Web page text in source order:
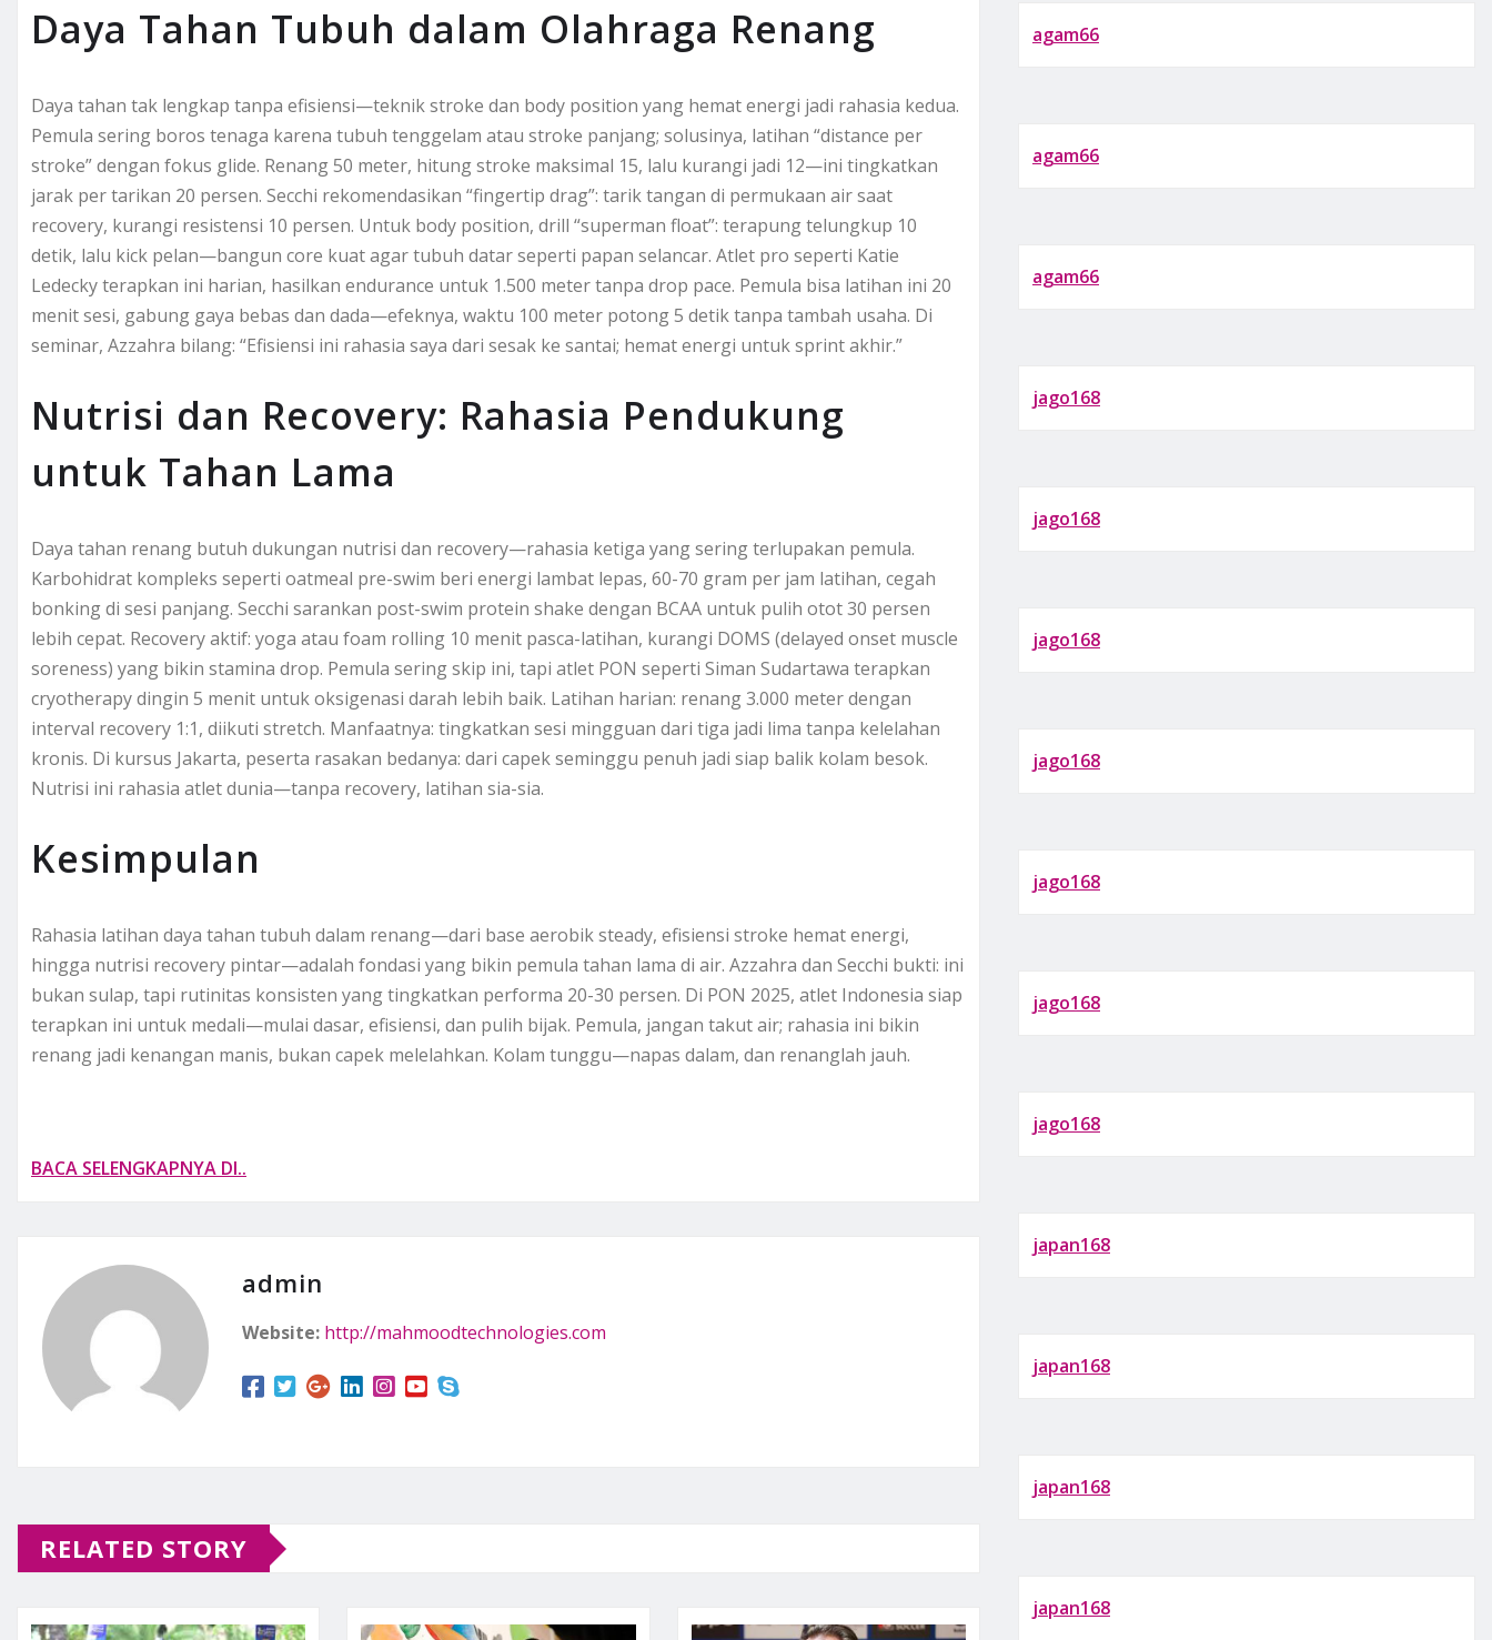
Daya Tahan Tubuh dalam Olahraga Renang
Daya tahan tak lengkap tanpa efisiensi—teknik stroke dan body position yang hemat energi jadi rahasia kedua.
Pemula sering boros tenaga karena tubuh tenggelam atau stroke panjang; solusinya, latihan “distance per
stroke” dengan fokus glide. Renang 50 meter, hitung stroke maksimal 15, lalu kurangi jadi 12—ini tingkatkan
jarak per tarikan 20 persen. Secchi rekomendasikan “fingertip drag”: tarik tangan di permukaan air saat
recovery, kurangi resistensi 10 persen. Untuk body position, drill “superman float”: terapung telungkup 10
detik, lalu kick pelan—bangun core kuat agar tubuh datar seperti papan selancar. Atlet pro seperti Katie
Ledecky terapkan ini harian, hasilkan endurance untuk 1.500 meter tanpa drop pace. Pemula bisa latihan ini 20
menit sesi, gabung gaya bebas dan dada—efeknya, waktu 100 meter potong 5 detik tanpa tambah usaha. Di
seminar, Azzahra bilang: “Efisiensi ini rahasia saya dari sesak ke santai; hemat energi untuk sprint akhir.”
Nutrisi dan Recovery: Rahasia Pendukung
untuk Tahan Lama
Daya tahan renang butuh dukungan nutrisi dan recovery—rahasia ketiga yang sering terlupakan pemula.
Karbohidrat kompleks seperti oatmeal pre-swim beri energi lambat lepas, 60-70 gram per jam latihan, cegah
bonking di sesi panjang. Secchi sarankan post-swim protein shake dengan BCAA untuk pulih otot 30 persen
lebih cepat. Recovery aktif: yoga atau foam rolling 10 menit pasca-latihan, kurangi DOMS (delayed onset muscle
soreness) yang bikin stamina drop. Pemula sering skip ini, tapi atlet PON seperti Siman Sudartawa terapkan
cryotherapy dingin 5 menit untuk oksigenasi darah lebih baik. Latihan harian: renang 3.000 meter dengan
interval recovery 1:1, diikuti stretch. Manfaatnya: tingkatkan sesi mingguan dari tiga jadi lima tanpa kelelahan
kronis. Di kursus Jakarta, peserta rasakan bedanya: dari capek seminggu penuh jadi siap balik kolam besok.
Nutrisi ini rahasia atlet dunia—tanpa recovery, latihan sia-sia.
Kesimpulan
Rahasia latihan daya tahan tubuh dalam renang—dari base aerobik steady, efisiensi stroke hemat energi,
hingga nutrisi recovery pintar—adalah fondasi yang bikin pemula tahan lama di air. Azzahra dan Secchi bukti: ini
bukan sulap, tapi rutinitas konsisten yang tingkatkan performa 20-30 persen. Di PON 2025, atlet Indonesia siap
terapkan ini untuk medali—mulai dasar, efisiensi, dan pulih bijak. Pemula, jangan takut air; rahasia ini bikin
renang jadi kenangan manis, bukan capek melelahkan. Kolam tunggu—napas dalam, dan renanglah jauh.
BACA SELENGKAPNYA DI..
admin
Website: http://mahmoodtechnologies.com
RELATED STORY
agam66
agam66
agam66
jago168
jago168
jago168
jago168
jago168
jago168
jago168
japan168
japan168
japan168
japan168